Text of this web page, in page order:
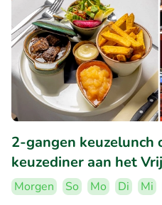
2-gangen keuzelunch
keuzediner aan het
Morgen So Mo Di Mi